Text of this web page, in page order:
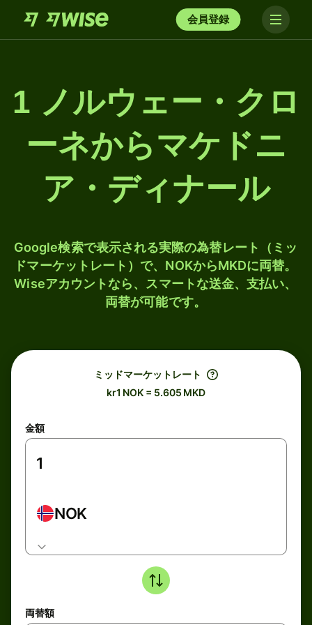
会員登録
1 ノルウェー・クロ
ーネからマケドニ
ア・ディナール
Google検索で表示される実際の為替レート（ミッ
ドマーケットレート）で、NOKからMKDに両替。
Wiseアカウントなら、スマートな送金、支払い、
両替が可能です。
ミッドマーケットレート
kr1 NOK = 5.605 MKD
金額
NOK
両替額